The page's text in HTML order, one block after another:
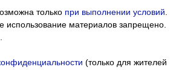
только при выполнении условий
использование материалов запрещено.
(только для жителей